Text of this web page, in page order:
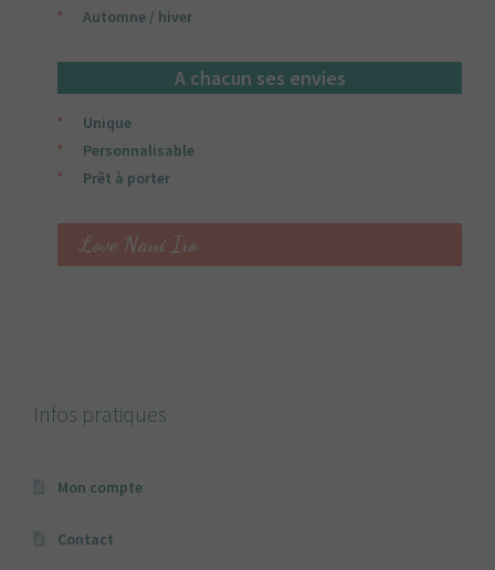
Automne / hiver
A chacun ses envies
Unique
Personnalisable
Prêt à porter
Love Nani Iro
Infos pratiques
Mon compte
Contact